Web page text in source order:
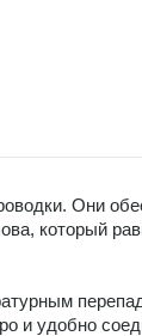
Они
который
и удобно